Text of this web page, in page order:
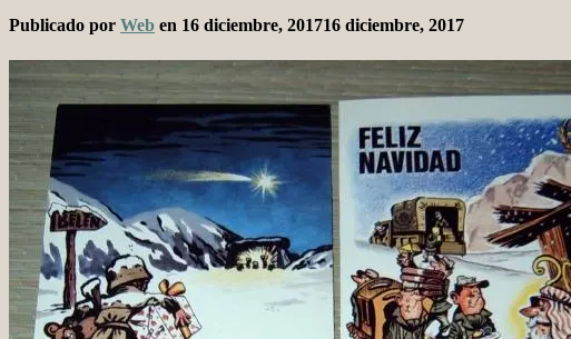
Publicado por Web en 16 diciembre, 201716 diciembre, 2017